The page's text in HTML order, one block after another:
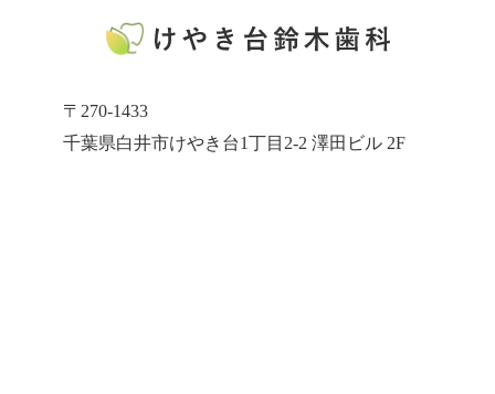
〒270-1433
千葉県白井市けやき台1丁目2-2 澤田ビル 2F